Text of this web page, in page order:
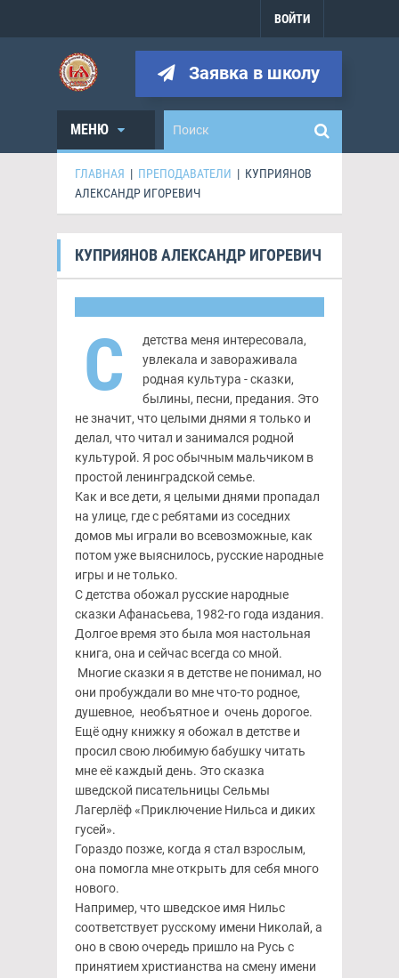
ВОЙТИ
Заявка в школу
МЕНЮ
ГЛАВНАЯ | ПРЕПОДАВАТЕЛИ | КУПРИЯНОВ
АЛЕКСАНДР ИГОРЕВИЧ
КУПРИЯНОВ АЛЕКСАНДР ИГОРЕВИЧ
С
детства меня интересовала,
увлекала и завораживала
родная культура - сказки,
былины, песни, предания. Это
не значит, что целыми днями я только и
делал, что читал и занимался родной
культурой. Я рос обычным мальчиком в
простой ленинградской семье.
Как и все дети, я целыми днями пропадал
на улице, где с ребятами из соседних
домов мы играли во всевозможные, как
потом уже выяснилось, русские народные
игры и не только.
С детства обожал русские народные
сказки Афанасьева, 1982-го года издания.
Долгое время это была моя настольная
книга, она и сейчас всегда со мной.
Многие сказки я в детстве не понимал, но
они пробуждали во мне что-то родное,
душевное, необъятное и очень дорогое.
Ещё одну книжку я обожал в детстве и
просил свою любимую бабушку читать
мне её каждый день. Это сказка
шведской писательницы Сельмы
Лагерлёф «Приключение Нильса и диких
гусей».
Гораздо позже, когда я стал взрослым,
она помогла мне открыть для себя много
нового.
Например, что шведское имя Нильс
соответствует русскому имени Николай, а
оно в свою очередь пришло на Русь с
принятием христианства на смену имени